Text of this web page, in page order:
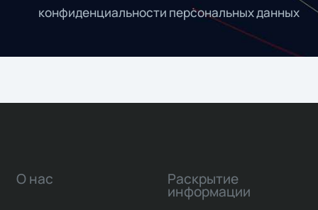
конфиденциальности персональных данных
О нас Раскрытие
информации